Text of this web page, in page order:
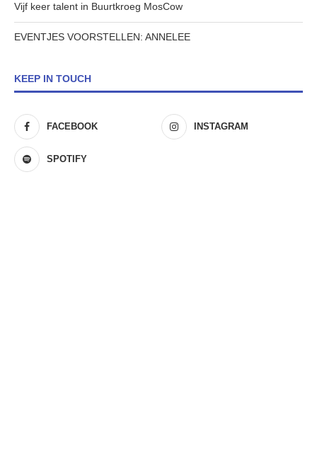
Vijf keer talent in Buurtkroeg MosCow
EVENTJES VOORSTELLEN: ANNELEE
KEEP IN TOUCH
FACEBOOK INSTAGRAM
SPOTIFY